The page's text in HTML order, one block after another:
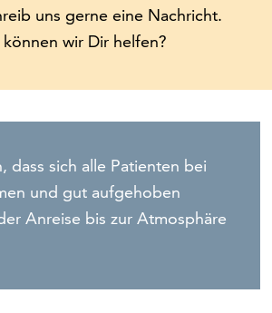
uns gerne eine Nachricht.
wir Dir helfen?
dass sich alle Patienten bei
und gut aufgehoben
Anreise bis zur Atmosphäre